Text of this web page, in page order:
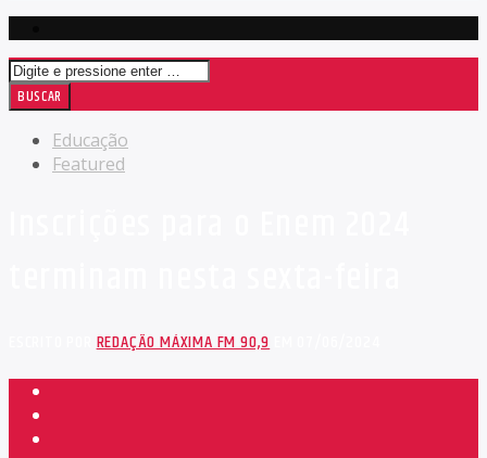
Educação
Featured
ESCRITO PORREDAÇÃO MÁXIMA FM 90,9EM 07/06/2024